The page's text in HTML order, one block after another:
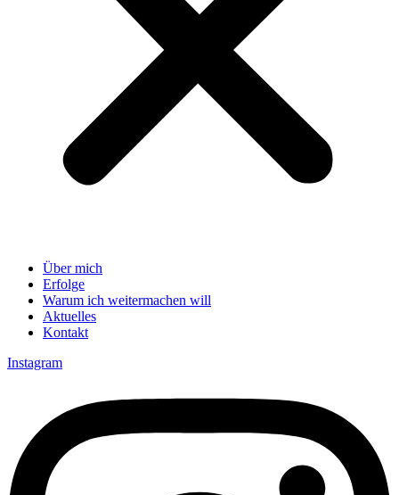
Über mich
Erfolge
Warum ich weitermachen will
Aktuelles
Kontakt
Instagram